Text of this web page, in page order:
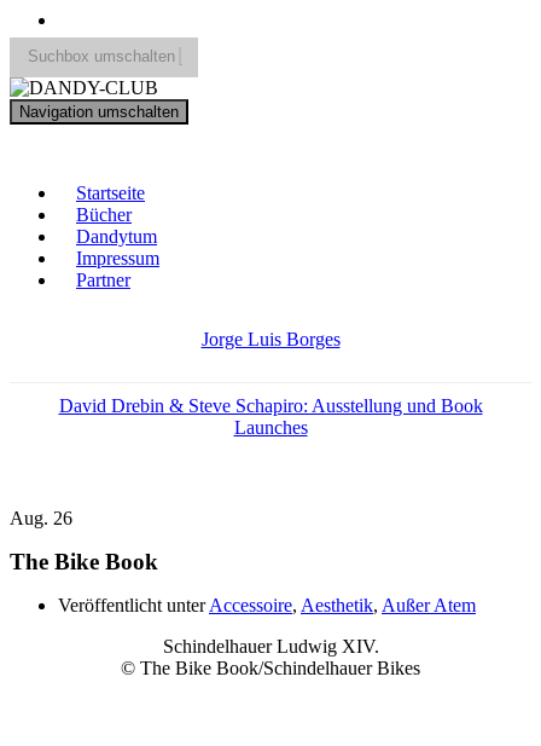
Suchbox umschalten
Search
for:
Navigation umschalten
Startseite
Bücher
Dandytum
Impressum
Partner
Jorge Luis Borges
David Drebin & Steve Schapiro: Ausstellung und Book
Launches
Aug. 26
The Bike Book
Veröffentlicht unterAccessoire, Aesthetik, Außer Atem
Schindelhauer Ludwig XIV.
© The Bike Book/Schindelhauer Bikes